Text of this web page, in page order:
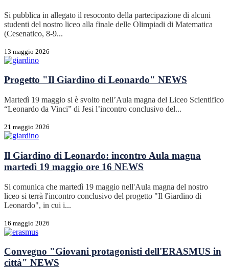
Si pubblica in allegato il resoconto della partecipazione di alcuni
studenti del nostro liceo alla finale delle Olimpiadi di Matematica
(Cesenatico, 8-9...
13 maggio 2026
Progetto "Il Giardino di Leonardo" NEWS
Martedì 19 maggio si è svolto nell’Aula magna del Liceo Scientifico
“Leonardo da Vinci” di Jesi l’incontro conclusivo del...
21 maggio 2026
Il Giardino di Leonardo: incontro Aula magna
martedì 19 maggio ore 16 NEWS
Si comunica che martedì 19 maggio nell'Aula magna del nostro
liceo si terrà l'incontro conclusivo del progetto "Il Giardino di
Leonardo", in cui i...
16 maggio 2026
Convegno "Giovani protagonisti dell'ERASMUS in
città" NEWS